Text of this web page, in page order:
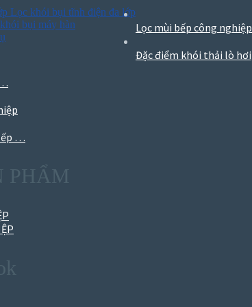
Lọc khói bụi tĩnh điện đa lớp
bụi máy hàn
Lọc mùi bếp công nghiệp
Đặc điểm khói thải lò hơi
…
PHẨM